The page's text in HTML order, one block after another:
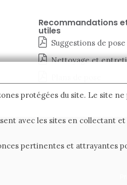
Recommandations
utiles
Suggestions de pose
Nettoyage et
protégées du site. Le site ne
avec les sites en collectant
pertinentes et attrayantes